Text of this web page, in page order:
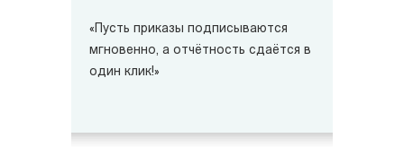
«Пусть приказы подписываются
мгновенно, а отчётность сдаётся в
один клик!»